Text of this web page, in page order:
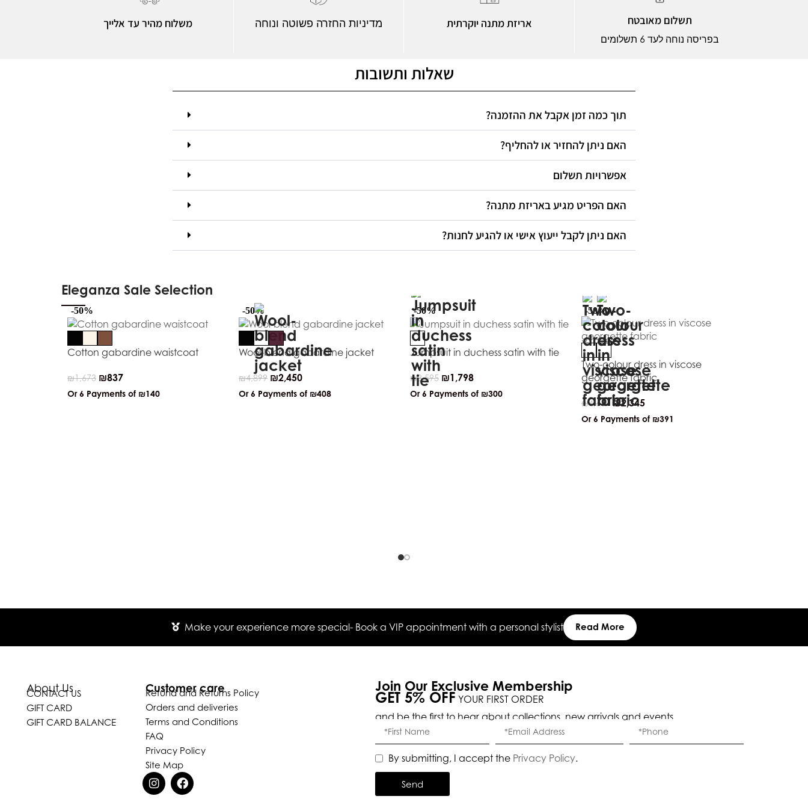
משלוח מהיר עד אלייך מדיניות החזרה פשוטה ונוחה אריזת מתנה יוקרתית תשלום מאובטח
בפריסה נוחה לעד 6 תשלומים
שאלות ותשובות
תוך כמה זמן אקבל את ההזמנה?
האם ניתן להחזיר או להחליף?
אפשרויות תשלום
האם הפריט מגיע באריזת מתנה?
האם ניתן לקבל ייעוץ אישי או להגיע לחנות?
Eleganza Sale Selection
-50%
Cotton gabardine waistcoat
₪1,673 ₪837
Or 6 Payments of ₪140
-50%
Wool-blend gabardine jacket
₪4,899 ₪2,450
Or 6 Payments of ₪408
-50%
Jumpsuit in duchess satin with tie
₪3,595 ₪1,798
Or 6 Payments of ₪300
-50%
Two-colour dress in viscose
georgette fabric
₪4,689 ₪2,345
Or 6 Payments of ₪391
Make your experience more special- Book a VIP appointment with a personal stylist Read More
About Us
CONTACT US
GIFT CARD
GIFT CARD BALANCE
Customer care
Refund and Returns Policy
Orders and deliveries
Terms and Conditions
FAQ
Privacy Policy
Site Map
Join Our Exclusive Membership
GET 5% OFF YOUR FIRST ORDER
and be the first to hear about collections, new arrivals and events.
By submitting, I accept the Privacy Policy.
Send
Eleganza Israel